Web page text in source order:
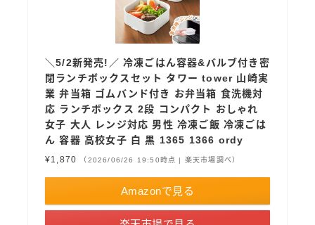
＼5/2新発売!／ 冷凍ごはん容器&バルブ付き密
閉ランチボックスセット タワー tower 山崎実
業 弁当箱 ゴムバンド付き お弁当箱 食洗機対
応 ランチボックス 2段 コンパクト おしゃれ
女子 大人 レンジ対応 男性 冷凍ご飯 冷凍ごは
ん 容器 高校女子 白 黒 1365 1366 ordy
¥1,870 （2026/06/26 19:50時点 | 楽天市場調べ）
Amazonで見る